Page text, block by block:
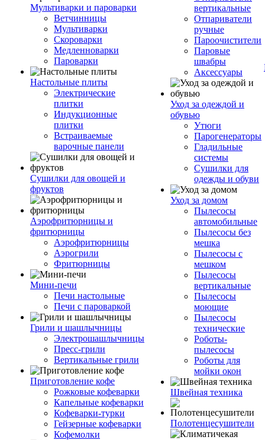
Мультиварки и пароварки
Ветчинницы
Мультиварки
Скороварки
Медленноварки
Пароварки
Настольные плиты
Электрические
плитки
Индукционные
плитки
Встраиваемые
варочные панели
Сушилки для овощей и
фруктов
Аэрофритюрницы и
фритюрницы
Аэрофритюрницы
Аэрогрили
Фритюрницы
Мини-печи
Печи настольные
Печи с пароваркой
Грили и шашлычницы
Электрошашлычницы
Пресс-грили
Вертикальные грили
Приготовление кофе
Рожковые кофеварки
Капельные кофеварки
Кофеварки-турки
Гейзерные кофеварки
Кофемолки
вертикальные
Отпариватели
ручные
Пароочистители
Паровые
швабры
Аксессуары
Уход за одеждой и
обувью
Утюги
Парогенераторы
Гладильные
системы
Сушилки для
одежды и обуви
Уход за домом
Пылесосы
автомобильные
Пылесосы без
мешка
Пылесосы с
мешком
Пылесосы
вертикальные
Пылесосы
моющие
Пылесосы
технические
Роботы-
пылесосы
Роботы для
мойки окон
Швейная техника
Полотенцесушители